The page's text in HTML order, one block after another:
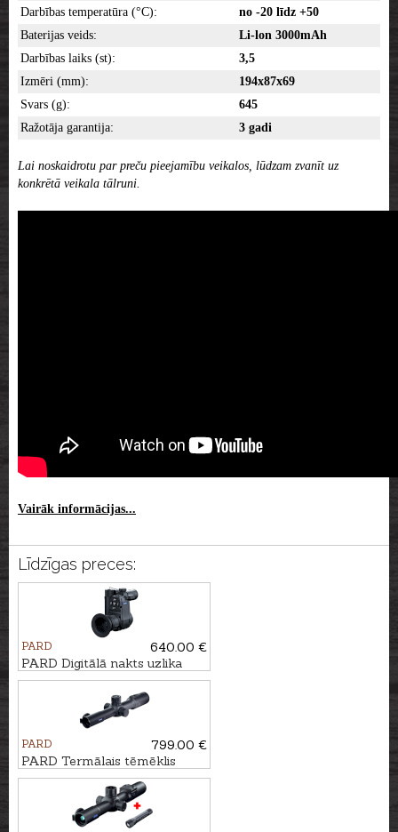
Darbības temperatūra (°C):
no -20 līdz +50
Baterijas veids:
Li-lon 3000mAh
Darbības laiks (st):
3,5
Izmēri (mm):
194x87x69
Svars (g):
645
Ražotāja garantija:
3 gadi
Lai noskaidrotu par preču pieejamību veikalos, lūdzam zvanīt uz
konkrētā veikala tālruni.
Vairāk informācijas...
Līdzīgas preces:
PARD
640.00 €
PARD Digitālā nakts uzlika
NV007SP2 4K LRF ar
tālmēru - 940nm
PARD
799.00 €
PARD Termālais tēmēklis
PANTERA 256 Q